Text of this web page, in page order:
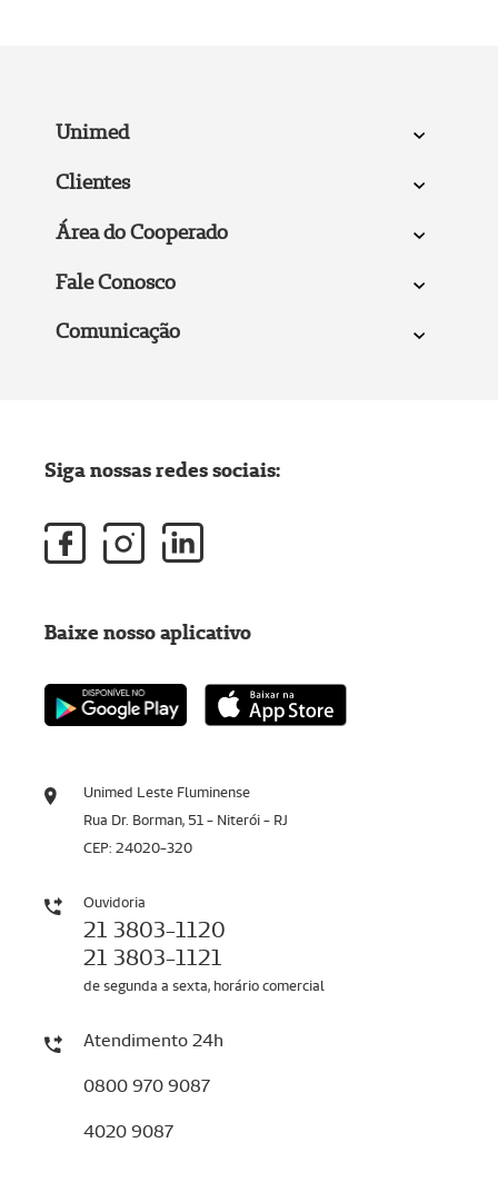
Unimed
Clientes
Área do Cooperado
Fale Conosco
Comunicação
Unimed Leste Fluminense
Rua Dr. Borman, 51 - Niterói - RJ
CEP: 24020-320
Ouvidoria
21 3803-1120
21 3803-1121
de segunda a sexta, horário comercial
Atendimento 24h
0800 970 9087
4020 9087
Siga nossas redes sociais:
Baixe nosso aplicativo